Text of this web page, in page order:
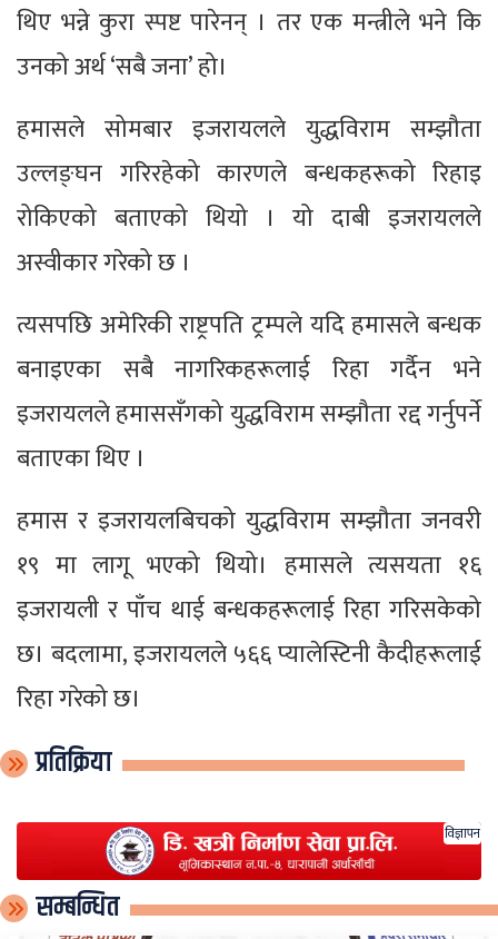
थिए भन्ने कुरा स्पष्ट पारेनन् । तर एक मन्त्रीले भने कि
उनको अर्थ ‘सबै जना’ हो।
हमासले सोमबार इजरायलले युद्धविराम सम्झौता
उल्लङ्घन गरिरहेको कारणले बन्धकहरूको रिहाइ
रोकिएको बताएको थियो । यो दाबी इजरायलले
अस्वीकार गरेको छ ।
त्यसपछि अमेरिकी राष्ट्रपति ट्रम्पले यदि हमासले बन्धक
बनाइएका सबै नागरिकहरूलाई रिहा गर्दैन भने
इजरायलले हमाससँगको युद्धविराम सम्झौता रद्द गर्नुपर्ने
बताएका थिए ।
हमास र इजरायलबिचको युद्धविराम सम्झौता जनवरी
१९ मा लागू भएको थियो। हमासले त्यसयता १६
इजरायली र पाँच थाई बन्धकहरूलाई रिहा गरिसकेको
छ। बदलामा, इजरायलले ५६६ प्यालेस्टिनी कैदीहरूलाई
रिहा गरेको छ।
प्रतिक्रिया
विज्ञापन
सम्बन्धित